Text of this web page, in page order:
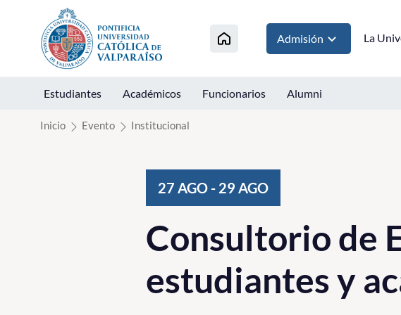
Click acá para ir directamente al contenido
Admisión La
Estudiantes Académicos Funcionarios Alumni
Inicio Evento Institucional
27 AGO - 29 AGO
Consultorio de
estudiantes y